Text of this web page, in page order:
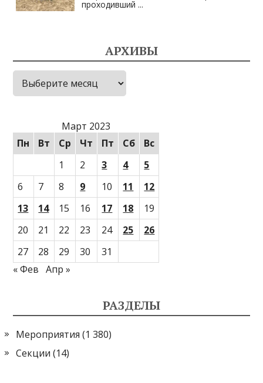
проходивший ...
АРХИВЫ
Архивы
Март 2023
Пн
Вт Ср Чт Пт Сб
Вс
1
2 3 4
5
6
7 8 9 10 11
12
13
14 15 16 17 18
19
20
21 22 23 24 25
26
27
28 29 30
31
« Фев
Апр »
РАЗДЕЛЫ
Мероприятия (1 380)
Секции (14)